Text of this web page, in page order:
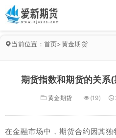
当前位置： 首页>黄金期货
期货指数和期货的关系
黄金期货 (19)
在金融市场中，期货合约因其